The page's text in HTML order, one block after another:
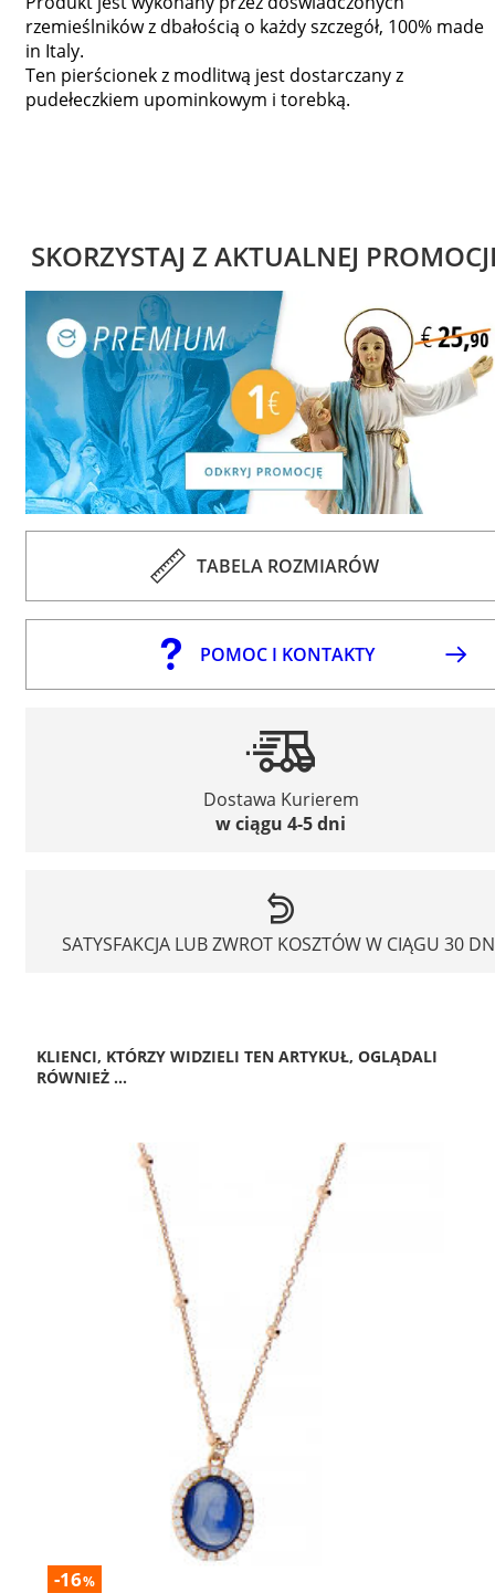
rzemieślników z dbałością o każdy szczegół, 100% made
in Italy.
Ten pierścionek z modlitwą jest dostarczany z
pudełeczkiem upominkowym i torebką.
SKORZYSTAJ Z AKTUALNEJ
TABELA ROZMIARÓW
POMOC I KONTAKTY
Dostawa Kurierem
w ciągu 4-5 dni
SATYSFAKCJA LUB ZWROT KOSZTÓW W CIĄGU 30
KLIENCI, KTÓRZY WIDZIELI TEN ARTYKUŁ, OGLĄDALI
RÓWNIEŻ ...
-16%